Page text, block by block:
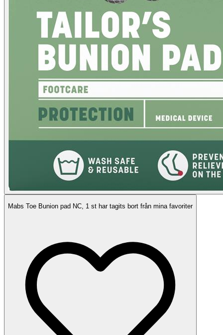
Mabs Toe Bunion pad NC, 1 st har tagits bort från mina favoriter